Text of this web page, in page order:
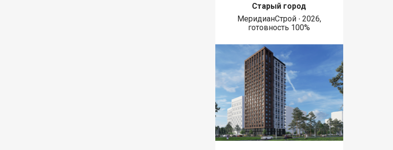
Старый город
МеридианСтрой ∙ 2026,
готовность 100%